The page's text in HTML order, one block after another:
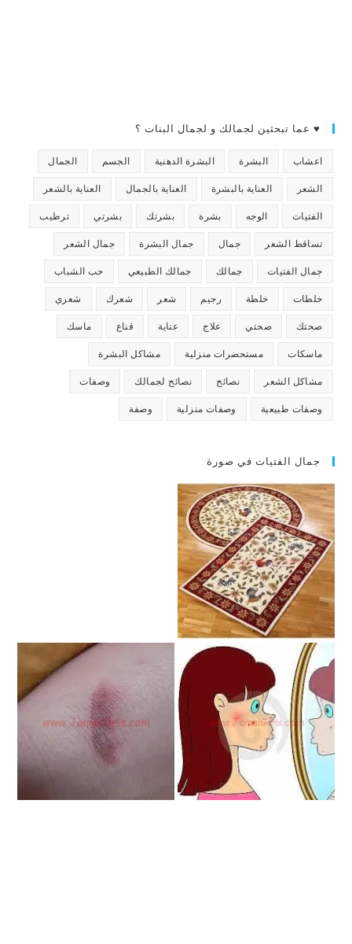
♥ عما تبحثين لجمالك و لجمال البنات ؟
اعشاب البشرة البشرة الدهنية الجسم الجمال
الشعر العناية بالبشرة العناية بالجمال العناية بالشعر
الفتيات الوجه بشرة بشرتك بشرتي ترطيب
تساقط الشعر جمال جمال البشرة جمال الشعر
جمال الفتيات جمالك جمالك الطبيعي حب الشباب
خلطات خلطة رجيم شعر شعرك شعري
صحتك صحتي علاج عناية قناع ماسك
ماسكات مستحضرات منزلية مشاكل البشرة
مشاكل الشعر نصائح نصائح لجمالك وصفات
وصفات طبيعية وصفات منزلية وصفة
جمال الفتيات في صورة